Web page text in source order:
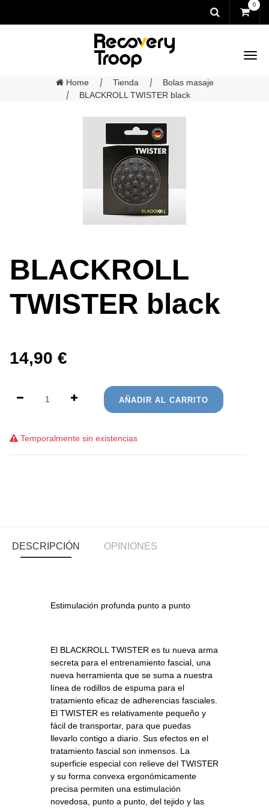
0
Home Tienda
Bolas masaje
BLACKROLL TWISTER black
BLACKROLL
TWISTER black
14,90 €
AÑADIR AL CARRITO
Temporalmente sin existencias
DESCRIPCIÓN OPINIONES
Estimulación profunda punto a punto
El BLACKROLL TWISTER es tu nueva arma
secreta para el entrenamiento fascial, una
nueva herramienta que se suma a nuestra
línea de rodillos de espuma para el
tratamiento eficaz de adherencias fasciales.
El TWISTER es relativamente pequeño y
fácil de transportar, para que puedas
llevarlo contigo a diario. Sus efectos en el
tratamiento fascial son inmensos. La
superficie especial con relieve del TWISTER
y su forma convexa ergonómicamente
precisa permiten una estimulación
novedosa, punto a punto, del tejido y las